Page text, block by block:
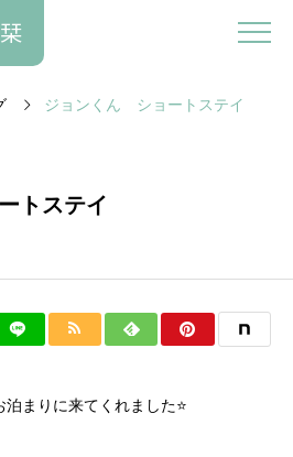
ジョンくん ショートステイ
トステイ
まりに来てくれました⭐️